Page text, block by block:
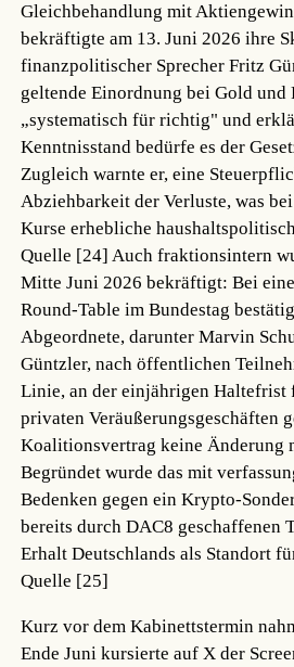
Gleichbehandlung mit
bekräftigte am 13. Juni 2026 ihre
finanzpolitischer Sprecher Fritz
geltende Einordnung bei Gold und
„systematisch für richtig" und
Kenntnisstand bedürfe es der
Zugleich warnte er, eine
Abziehbarkeit der Verluste, was
Kurse erhebliche
Quelle [24] Auch fraktionsintern
Mitte Juni 2026 bekräftigt: Bei
Round-Table im Bundestag
Abgeordnete, darunter Marvin
Güntzler, nach öffentlichen
Linie, an der einjährigen Haltefrist
privaten Veräußerungsgeschäften
Koalitionsvertrag keine Änderung
Begründet wurde das mit
Bedenken gegen ein Krypto-
bereits durch DAC8 geschaffenen
Erhalt Deutschlands als Standort
Quelle [25]
Kurz vor dem Kabinettstermin
Ende Juni kursierte auf X der